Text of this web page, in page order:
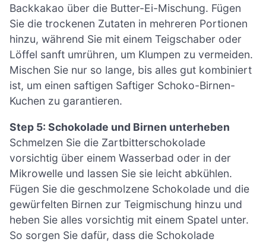
Backkakao über die Butter-Ei-Mischung. Fügen
Sie die trockenen Zutaten in mehreren Portionen
hinzu, während Sie mit einem Teigschaber oder
Löffel sanft umrühren, um Klumpen zu vermeiden.
Mischen Sie nur so lange, bis alles gut kombiniert
ist, um einen saftigen Saftiger Schoko-Birnen-
Kuchen zu garantieren.
Step 5: Schokolade und Birnen unterheben
Schmelzen Sie die Zartbitterschokolade
vorsichtig über einem Wasserbad oder in der
Mikrowelle und lassen Sie sie leicht abkühlen.
Fügen Sie die geschmolzene Schokolade und die
gewürfelten Birnen zur Teigmischung hinzu und
heben Sie alles vorsichtig mit einem Spatel unter.
So sorgen Sie dafür, dass die Schokolade